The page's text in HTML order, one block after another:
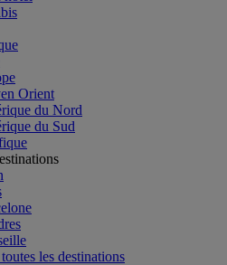
Orient
du Nord
du Sud
les destinations